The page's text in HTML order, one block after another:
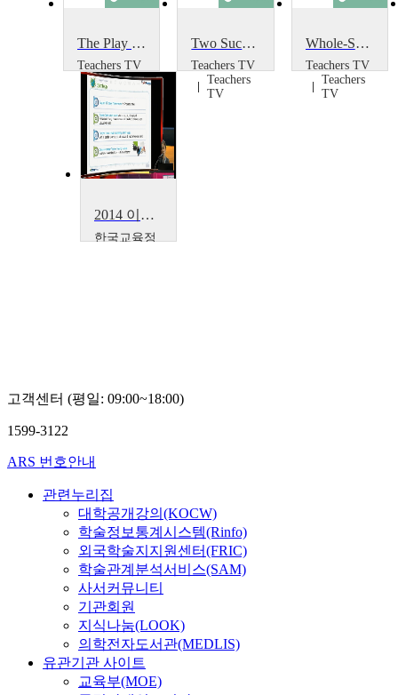
The Play Project
Teachers TV
Teachers
TV
Two Successful Projects
Teachers TV
Teachers
TV
Whole-School Portrait Project
Teachers TV
Teachers
TV
2014 이러닝 국제 콘퍼런스 : What is the Lessons from Education Support Project~
한국교육정
고객센터 (평일: 09:00~18:00)
1599-3122
ARS 번호안내
관련누리집
대학공개강의(KOCW)
학술정보통계시스템(Rinfo)
외국학술지지원센터(FRIC)
학술관계분석서비스(SAM)
사서커뮤니티
기관회원
지식나눔(LOOK)
의학전자도서관(MEDLIS)
유관기관 사이트
교육부(MOE)